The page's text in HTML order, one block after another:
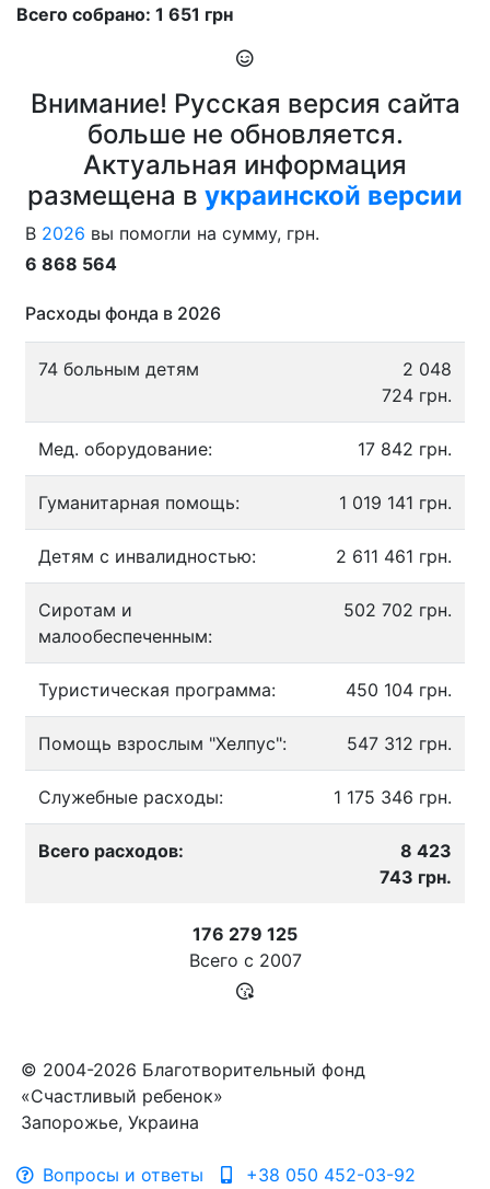
Всего собрано: 1 651 грн
Внимание! Русская версия сайта
больше не обновляется.
Актуальная информация
размещена в украинской версии
В 2026 вы помогли на сумму, грн.
6 868 564
Расходы фонда в 2026
74 больным детям
2 048
724 грн.
Мед. оборудование: 17 842 грн.
Гуманитарная помощь: 1 019 141 грн.
Детям с инвалидностью: 2 611 461 грн.
Сиротам и
малообеспеченным:
502 702 грн.
Туристическая программа: 450 104 грн.
Помощь взрослым "Хелпус": 547 312 грн.
Служебные расходы: 1 175 346 грн.
Всего расходов:
8 423
743 грн.
176 279 125
Всего с 2007
© 2004-2026 Благотворительный фонд
«Счастливый ребенок»
Запорожье, Украина
Вопросы и ответы +38 050 452-03-92